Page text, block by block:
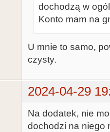
dochodzą w
Konto mam na
U mnie to samo,
czysty.
2024-04-29
Na dodatek, nie
dochodzi na niego